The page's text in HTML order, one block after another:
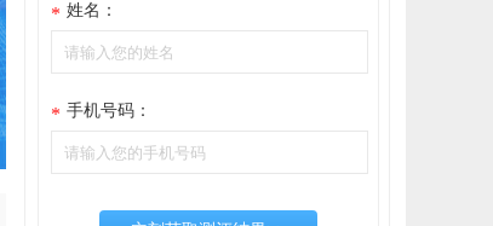
* 姓名：
* 手机号码：